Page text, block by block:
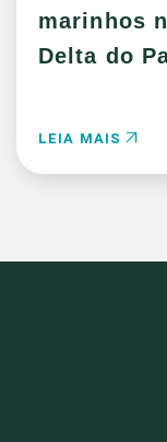
marinhos
Delta do
LEIA MAIS